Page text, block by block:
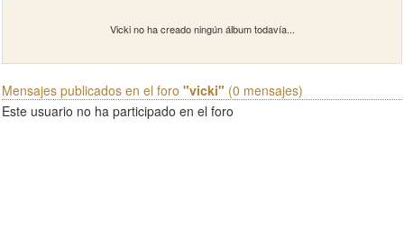
Vicki no ha creado ningún álbum todavía...
Mensajes publicados en el foro "vicki" (0 mensajes)
Este usuario no ha participado en el foro